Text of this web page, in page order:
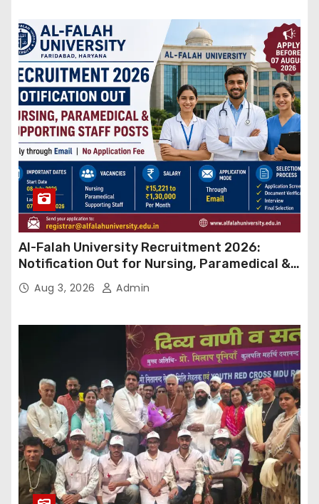
Al-Falah University Recruitment 2026:
Notification Out for Nursing, Paramedical &
Supporting Staff Posts, Apply Through Email
Aug 3, 2026 Admin